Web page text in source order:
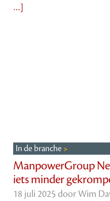
…]
In de branche
ManpowerGroup
iets minder
18 juli 2025 doorWim